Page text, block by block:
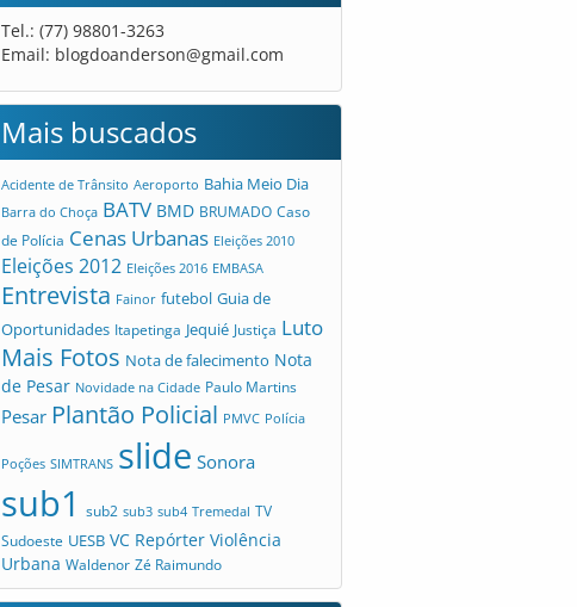
Tel.: (77) 98801-3263
Email: blogdoanderson@gmail.com
Mais buscados
Acidente de Trânsito Aeroporto Bahia Meio Dia
Barra do Choça BATV BMD BRUMADO Caso
de Polícia Cenas Urbanas Eleições 2010
Eleições 2012 Eleições 2016 EMBASA
Entrevista Fainor futebol Guia de
Oportunidades Itapetinga Jequié Justiça Luto
Mais Fotos Nota de falecimento Nota
de Pesar Novidade na Cidade Paulo Martins
Pesar Plantão Policial PMVC Polícia
Poções SIMTRANS slide Sonora
sub1 sub2 sub3 sub4 Tremedal TV
Sudoeste UESB VC Repórter Violência
Urbana Waldenor Zé Raimundo